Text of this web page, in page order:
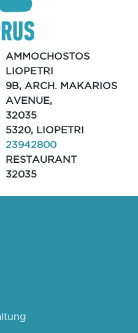
AMMOCHOSTOS
LIOPETRI
9B, ARCH. MAKARIOS
AVENUE,
32035
5320, LIOPETRI
23942800
RESTAURANT
32035